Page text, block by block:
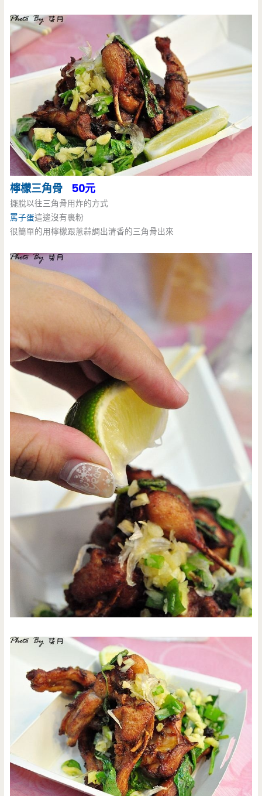
檸檬三角骨 50元
擺脫以往三角骨用炸的方式
罵子蛋這邊沒有裹粉
很簡單的用檸檬跟蔥蒜調出清香的三角骨出來